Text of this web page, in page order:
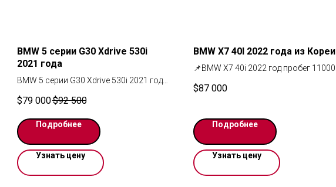
BMW 5 серии G30 Xdrive 530i
2021 года
BMW 5 серии G30 Xdrive 530i 2021 года
наличии у нас на складе в Ереване.
Доставка 1-2 дня до Москвы.
Работаем по договору. По запросу
возможен видеопоказ.
Цена указана в USD
$79 000$92 500
Подробнее
Узнать цену
BMW X7 40I 2022 года из Кореи
📌BMW X7 40i 2022 год пробег 11000
Москвы
доставки под ключ из Кореи
$87 000
Подробнее
Узнать цену